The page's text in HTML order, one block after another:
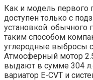
Как и модель первого
доступен только с
установкой: обычного
таким способом
углеродные выбросы
Атмосферный мотор
выдают в сумме 304
вариатор E-CVT и